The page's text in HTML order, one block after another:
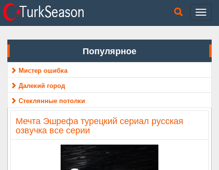
Популярное
Мистер ошибка
Далекий город
Стеклянные потолки
Мечта Эшрефа турецкий сериал русская
озвучка все серии